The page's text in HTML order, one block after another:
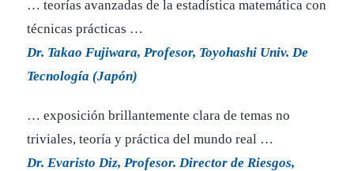
… teorías avanzadas de la estadística matemática con
técnicas prácticas …
Dr. Takao Fujiwara, Profesor, Toyohashi Univ. De
Tecnología (Japón)
… exposición brillantemente clara de temas no
triviales, teoría y práctica del mundo real …
Dr. Evaristo Diz, Profesor. Director de Riesgos,